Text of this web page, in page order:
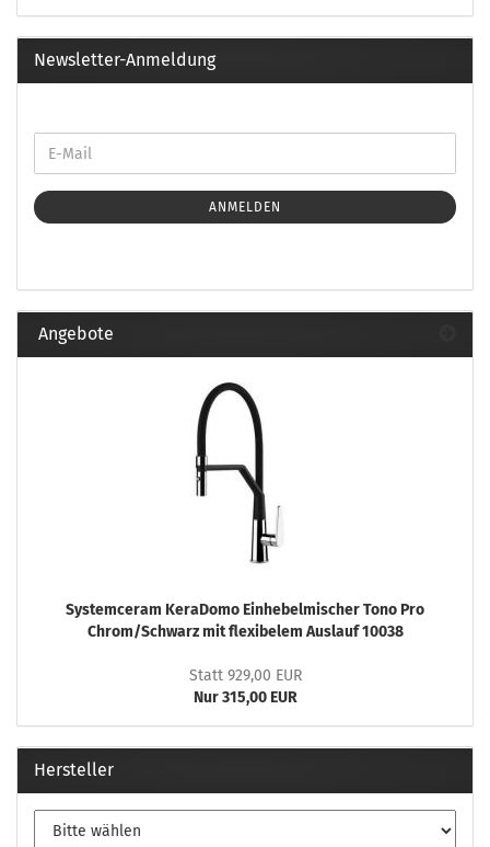
Newsletter-Anmeldung
ANMELDEN
Angebote
Systemceram KeraDomo Einhebelmischer Tono Pro
Chrom/Schwarz mit flexibelem Auslauf 10038
Statt 929,00 EUR
Nur 315,00 EUR
Hersteller